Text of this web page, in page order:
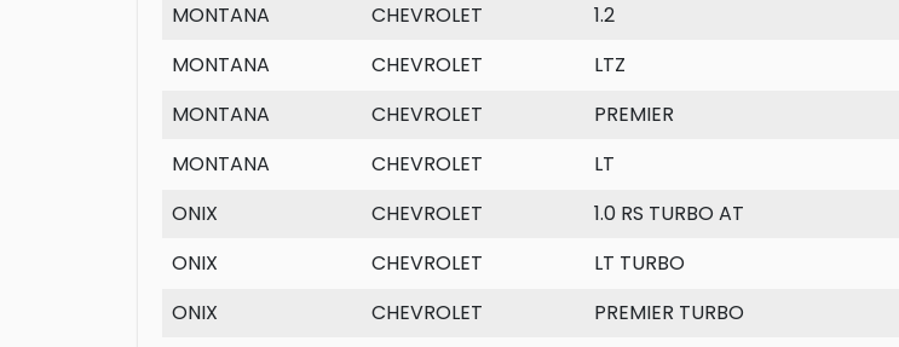
MONTANA
CHEVROLET 1.2
MONTANA
CHEVROLET LTZ
MONTANA
CHEVROLET PREMIER
MONTANA
CHEVROLET LT
ONIX
CHEVROLET 1.0 RS TURBO AT
ONIX
CHEVROLET LT TURBO
ONIX
CHEVROLET PREMIER TURBO